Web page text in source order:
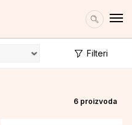
Filteri
6 proizvoda